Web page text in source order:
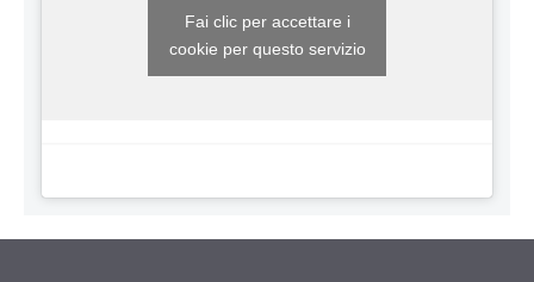
Fai clic per accettare i
cookie per questo servizio